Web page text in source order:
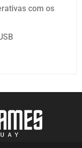
com os